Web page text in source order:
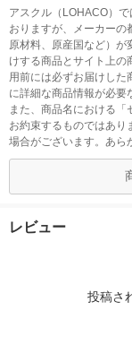
アスクル（LOHACO）
おりますが、メーカーの
原材料、原産国など）が
けする商品とサイト上の
用前には必ずお届けした
に詳細な商品情報が必要
また、商品名における
お約束するものではあり
場合がございます。あら
レビュー
投稿さ